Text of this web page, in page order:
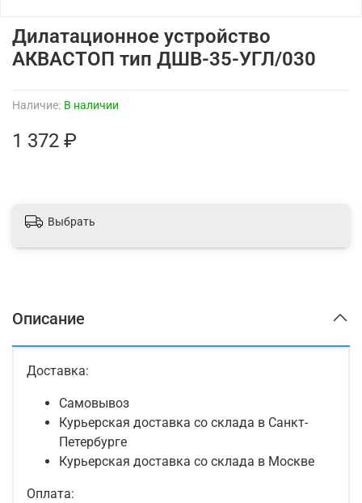
Наличие: В наличии
Дилатационное устройство
АКВАСТОП тип ДШВ-35-УГЛ/030
1 372 ₽
Выбрать
Описание
Доставка:
Самовывоз
Курьерская доставка со склада в Санкт-
Петербурге
Курьерская доставка со склада в Москве
Оплата: